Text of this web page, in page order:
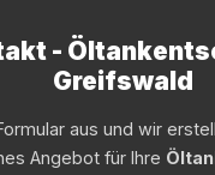
-
Greifswald
aus und wir
Angebot für Ihre